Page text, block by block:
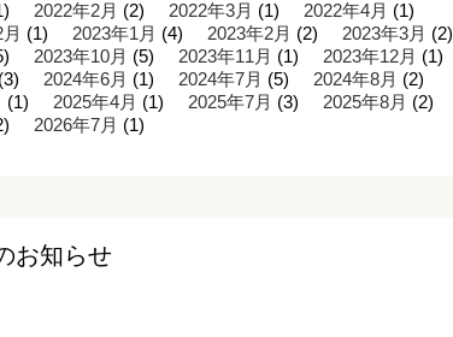
2022年2月 (2) 2022年3月 (1) 2022年4月 (1)
(1) 2023年1月 (4) 2023年2月 (2) 2023年3月 (2)
2023年10月 (5) 2023年11月 (1) 2023年12月 (1)
(3) 2024年6月 (1) 2024年7月 (5) 2024年8月 (2)
(1) 2025年4月 (1) 2025年7月 (3) 2025年8月 (2)
2026年7月 (1)
お知らせ